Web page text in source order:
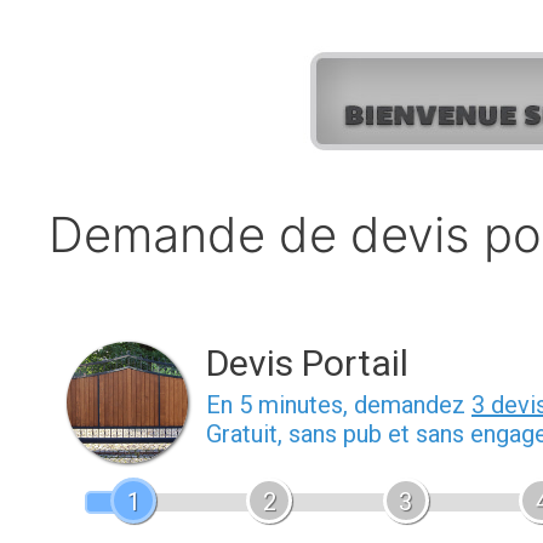
Demande de devis
Devis Portail
En 5 minutes, demandez 3
Gratuit, sans pub et sans
1 2 3